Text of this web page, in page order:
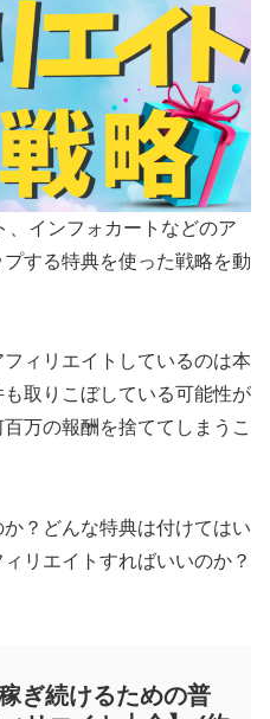
、インフォカートなどのア
する特典を使った戦略を動
ィリエイトしているのは本
取りこぼしている可能性が
万の報酬を捨ててしまうこ
？どんな特典は付けてはい
リエイトすればいいのか？
ぎ続けるための普